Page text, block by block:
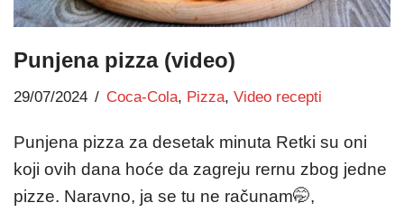
Punjena pizza (video)
29/07/2024 Coca-Cola, Pizza, Video recepti
Punjena pizza za desetak minuta Retki su oni
koji ovih dana hoće da zagreju rernu zbog jedne
pizze. Naravno, ja se tu ne računam🤭,